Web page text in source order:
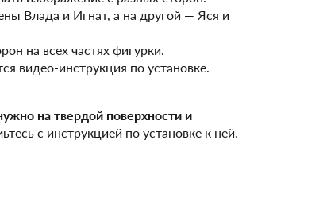
Влада и Игнат, а на другой — Яся и
на всех частях фигурки.
видео-инструкция по установке.
на твердой поверхности и
с инструкцией по установке к ней.